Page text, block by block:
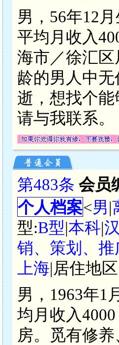
男，56年12
平均月收入
海市／徐汇
龄的男人中
逝，想找个
请与我联系。
第483条 会员
个人档案<男|
型:B型|本科|
销、策划、推
上海|居住地
男，1963年1
均月收入
房。觅有修